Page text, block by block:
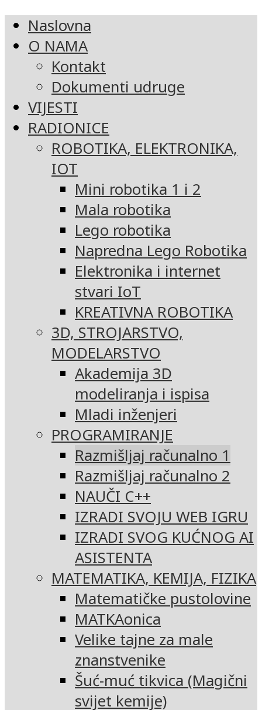
Naslovna
O NAMA
Kontakt
Dokumenti udruge
VIJESTI
RADIONICE
ROBOTIKA, ELEKTRONIKA,
IOT
Mini robotika 1 i 2
Mala robotika
Lego robotika
Napredna Lego Robotika
Elektronika i internet
stvari IoT
KREATIVNA ROBOTIKA
3D, STROJARSTVO,
MODELARSTVO
Akademija 3D
modeliranja i ispisa
Mladi inženjeri
PROGRAMIRANJE
Razmišljaj računalno 1
Razmišljaj računalno 2
NAUČI C++
IZRADI SVOJU WEB IGRU
IZRADI SVOG KUĆNOG AI
ASISTENTA
MATEMATIKA, KEMIJA, FIZIKA
Matematičke pustolovine
MATKAonica
Velike tajne za male
znanstvenike
Šuć-muć tikvica (Magični
svijet kemije)